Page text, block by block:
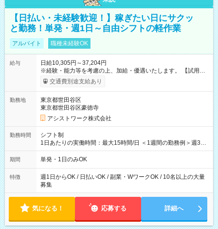
【日払い・未経験歓迎！】稼ぎたい日にサクッ
と勤務！単発・週1日～自由シフトの軽作業
アルバイト 職種未経験OK
給与
日給10,305円～37,204円
※経験・能力等を考慮の上、加給・優遇いたします。 【試用期
間】試用期間なし
交通費別途支給あり
勤務地
東京都世田谷区
東京都世田谷区豪徳寺
アシストワーク株式会社
勤務時間
シフト制
1日あたりの実働時間：最大15時間/日 ＜1週間の勤務例＞週3回
勤務 勤務：月・水・金 休み：火・木・土・日 好きな時にお仕事
可能です！ ※1日あたりの最大実働時間は日勤、夜勤共に勤務し
期間 単発・1日のみOK
特徴
週1日からOK / 日払いOK / 副業・WワークOK / 10名以上の大量
募集
気になる！ 応募する 詳細へ